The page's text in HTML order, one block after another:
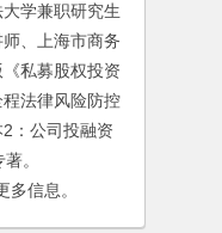
学兼职研究生
、上海市商务
私募股权投资
法律风险防控
：公司投融资
著。
多信息。